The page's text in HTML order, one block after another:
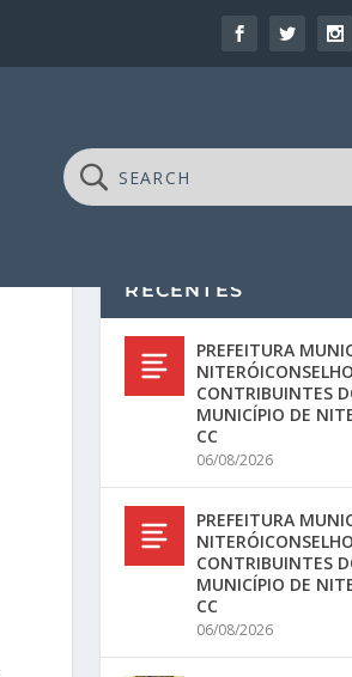
RECENTES
PREFEITURA
CONTRIBUINTES
MUNICÍPIO DE
CC
06/08/2026
PREFEITURA
CONTRIBUINTES
MUNICÍPIO DE
CC
06/08/2026